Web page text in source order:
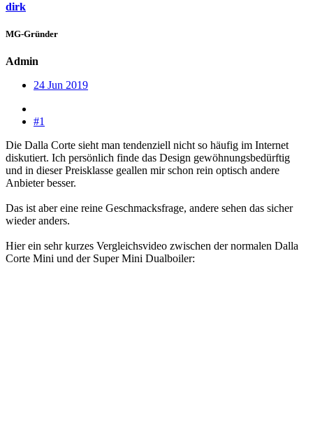
dirk
MG-Gründer
Admin
24 Jun 2019
#1
Die Dalla Corte sieht man tendenziell nicht so häufig im Internet
diskutiert. Ich persönlich finde das Design gewöhnungsbedürftig
und in dieser Preisklasse geallen mir schon rein optisch andere
Anbieter besser.
Das ist aber eine reine Geschmacksfrage, andere sehen das sicher
wieder anders.
Hier ein sehr kurzes Vergleichsvideo zwischen der normalen Dalla
Corte Mini und der Super Mini Dualboiler: